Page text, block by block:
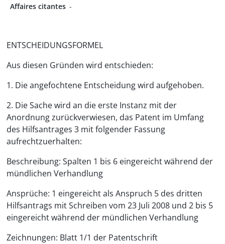
Affaires citantes -
ENTSCHEIDUNGSFORMEL
Aus diesen Gründen wird entschieden:
1. Die angefochtene Entscheidung wird aufgehoben.
2. Die Sache wird an die erste Instanz mit der
Anordnung zurückverwiesen, das Patent im Umfang
des Hilfsantrages 3 mit folgender Fassung
aufrechtzuerhalten:
Beschreibung: Spalten 1 bis 6 eingereicht während der
mündlichen Verhandlung
Ansprüche: 1 eingereicht als Anspruch 5 des dritten
Hilfsantrags mit Schreiben vom 23 Juli 2008 und 2 bis 5
eingereicht während der mündlichen Verhandlung
Zeichnungen: Blatt 1/1 der Patentschrift